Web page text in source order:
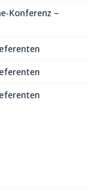
Konferenz –